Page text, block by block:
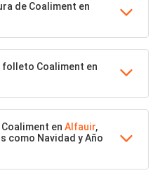
de Coaliment en
folleto Coaliment en
en Alfauir,
como Navidad y Año